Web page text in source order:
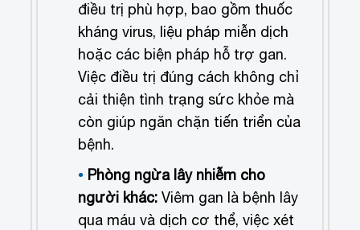
điều trị phù hợp, bao gồm thuốc
kháng virus, liệu pháp miễn dịch
hoặc các biện pháp hỗ trợ gan.
Việc điều trị đúng cách không chỉ
cải thiện tình trạng sức khỏe mà
còn giúp ngăn chặn tiến triển của
bệnh.
Phòng ngừa lây nhiễm cho
người khác:Viêm gan là bệnh lây
qua máu và dịch cơ thể, việc xét